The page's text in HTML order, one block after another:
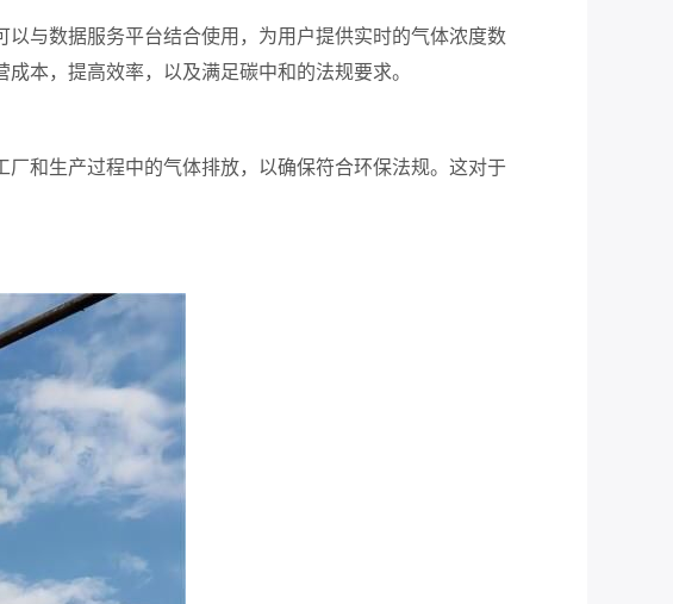
与数据服务平台结合使用，为用户提供实时的气体浓度数
本，提高效率，以及满足碳中和的法规要求。
和生产过程中的气体排放，以确保符合环保法规。这对于